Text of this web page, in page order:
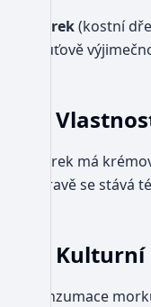
Morek(kostní
chuťově
Morek má
úpravě se stává
Konzumace